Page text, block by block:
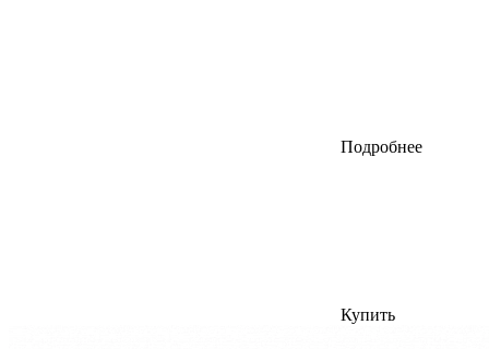
Подробнее
Купить